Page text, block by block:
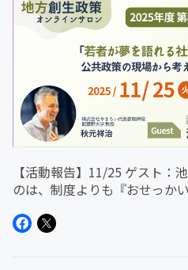
【活動報告】11/25 ゲスト：
のは、制度よりも『おせっか
うか？ゲストは法政大学教授